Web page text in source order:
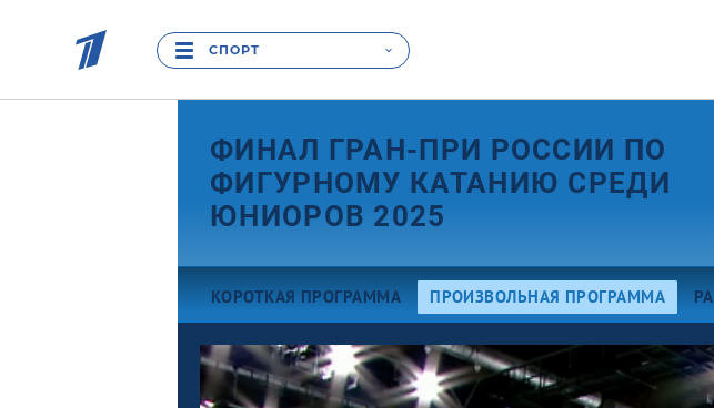
СПОРТ
ФИНАЛ ГРАН-ПРИ РОССИИ ПО
ФИГУРНОМУ КАТАНИЮ СРЕДИ
ЮНИОРОВ 2025
КОРОТКАЯ ПРОГРАММА ПРОИЗВОЛЬНАЯ ПРОГРАММА